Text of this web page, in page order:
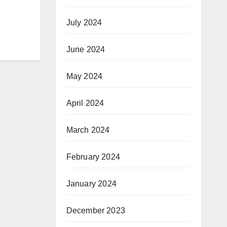
July 2024
June 2024
May 2024
April 2024
March 2024
February 2024
January 2024
December 2023